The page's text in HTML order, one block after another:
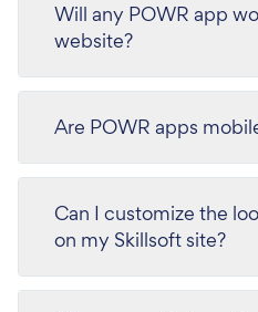
Will any POWR app
website?
Are POWR apps
Can I customize the
on my Skillsoft site?